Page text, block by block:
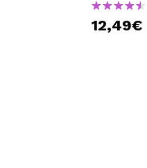
12,49€